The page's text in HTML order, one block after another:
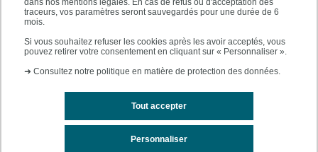
dans nos mentions légales. En cas de refus ou d'acceptation des
traceurs, vos paramètres seront sauvegardés pour une durée de 6
mois.
Si vous souhaitez refuser les cookies après les avoir acceptés, vous
pouvez retirer votre consentement en cliquant sur « Personnaliser ».
➜ Consultez notre politique en matière de protection des données.
Tout accepter
Personnaliser
Mentions légales